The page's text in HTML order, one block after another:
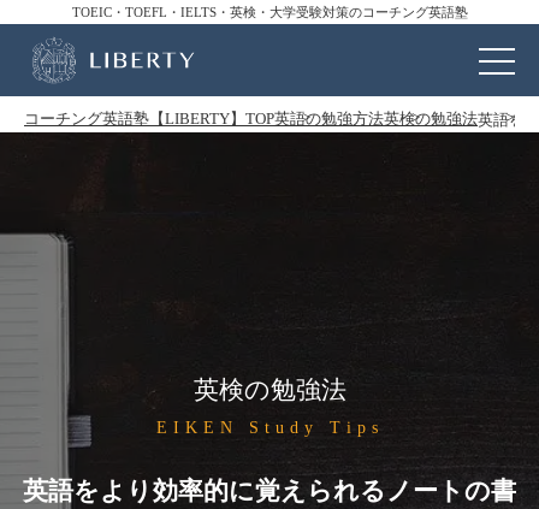
TOEIC・TOEFL・IELTS・英検・大学受験対策のコーチング英語塾
コーチング英語塾【LIBERTY】TOP英語の勉強方法英検の勉強法英語を
英検の勉強法
EIKEN Study Tips
英語をより効率的に覚えられるノートの書